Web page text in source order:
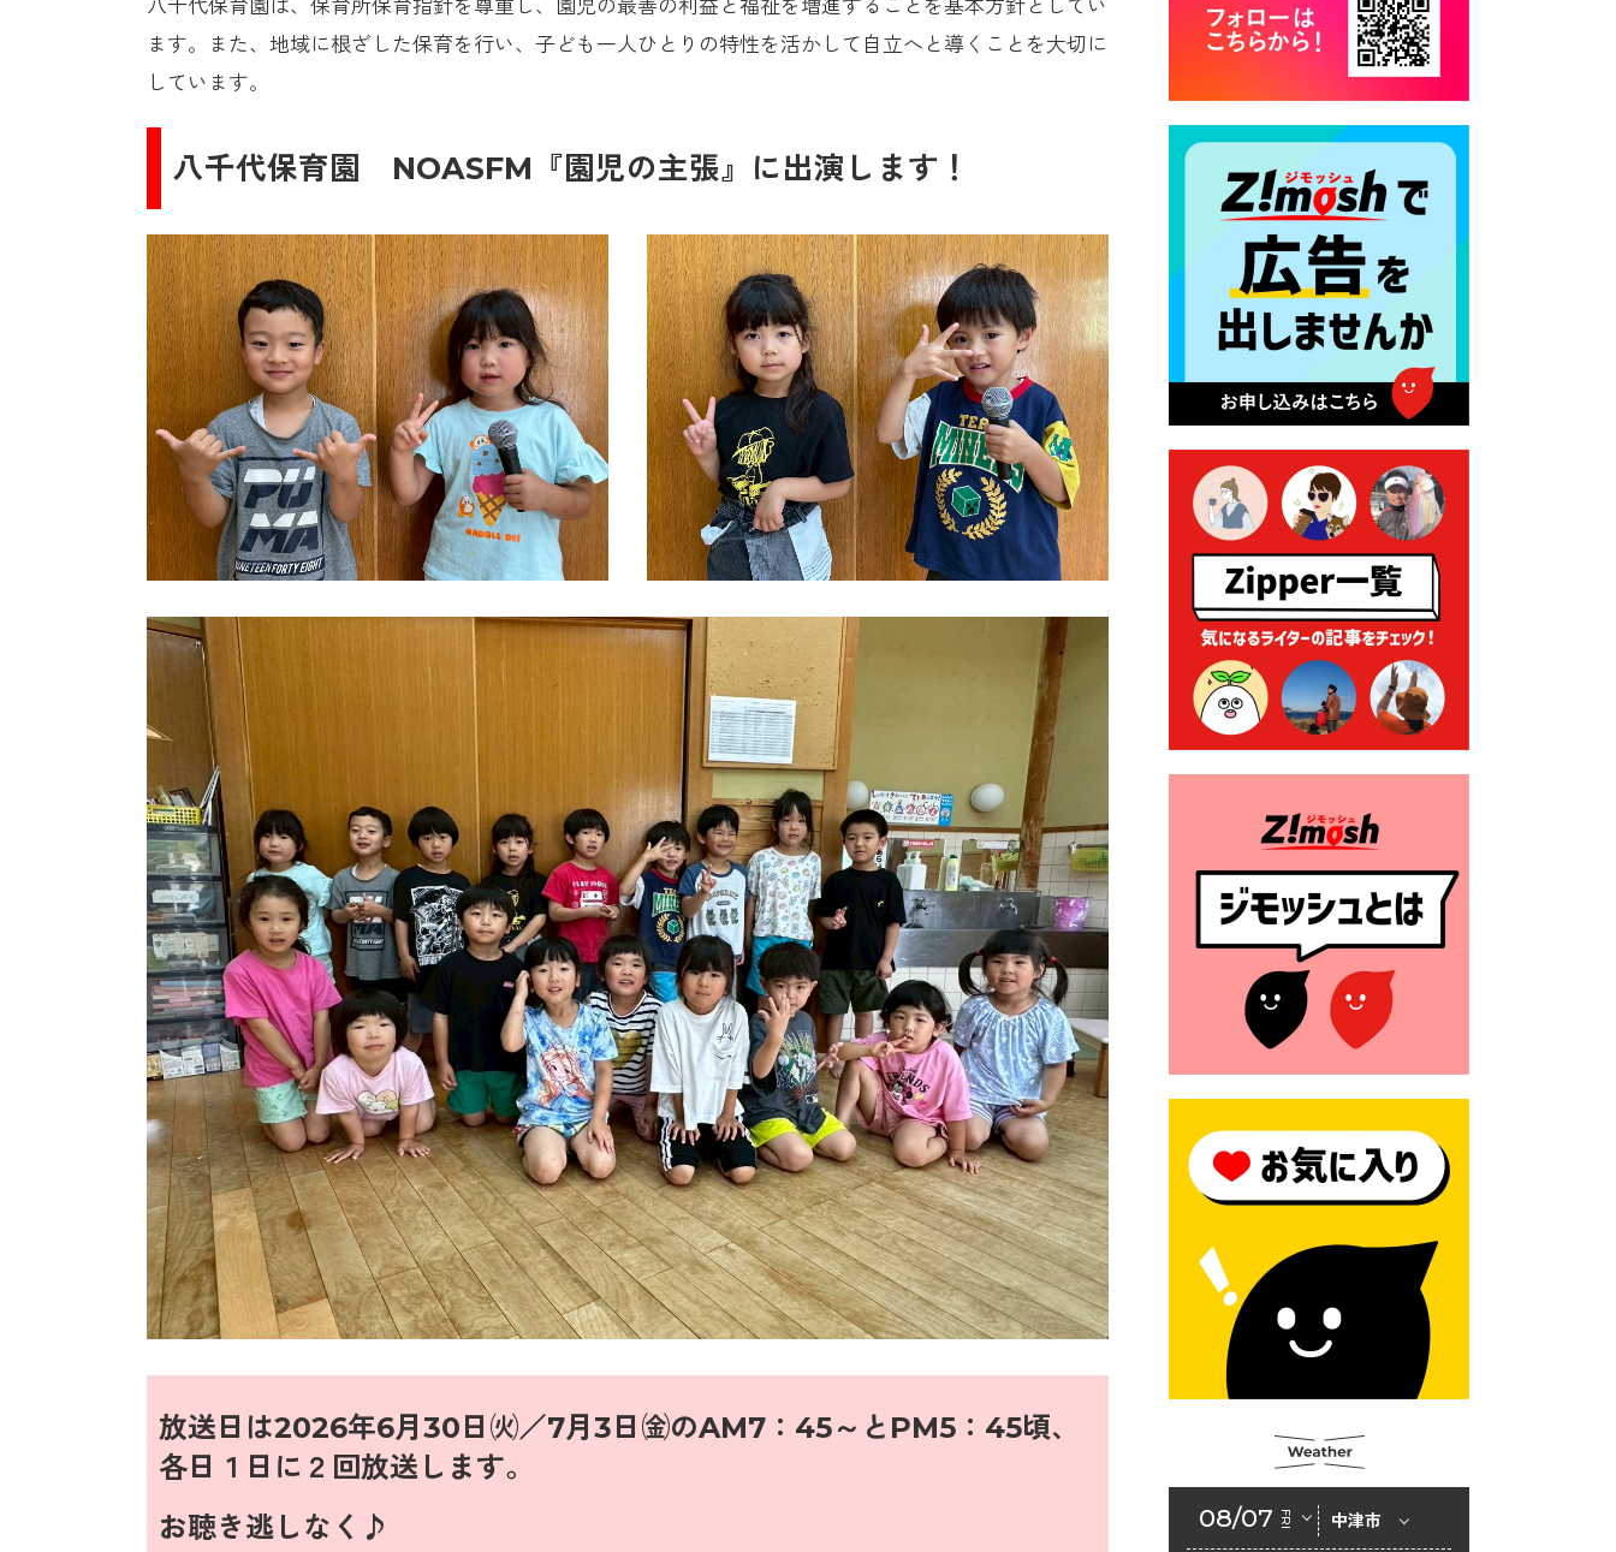
八千代保育園は、保育所保育指針を尊重し、園児の最善の利益と福祉を増進することを基本方針としてい
ます。また、地域に根ざした保育を行い、子ども一人ひとりの特性を活かして自立へと導くことを大切に
しています。
八千代保育園 NOASFM『園児の主張』に出演します！
放送日は2026年6月30日㈫／7月3日㈮のAM7：45～とPM5：45頃、
各日１日に２回放送します。
お聴き逃しなく♪
2026年7月27日 マイナンバー
カード交付に伴う休日および
平日夜間開庁の案内
2026年7月22日 令和８年度
「こども文化パスポート事
業」
2026年7月21日 卜仙の郷 お
盆期間の営業時間のお知らせ
2026年7月17日 バス経路検索
のご利用案内
2026年7月10日 台湾伝統音楽
団体 「北埔八音団・楽善軒」
公演開催のお知らせ
2026年7月9日 クラウドファ
ンディング型ふるさと納税の
実施について
2026年7月9日 農地法等に係
る各種申請に係る登記事項証
明書の添付省略について
2026年7月9日 廃食用油の回
収
2026年7月7日 「おゆずりコ
2026年7月1日 豊前市民プール
一般開放
2026年7月1日 「豊前市定住促
進奨励金」が始まります！
（令和８年４月１日施行）
2026年6月25日 指定ごみ袋価
格改定
2026年6月23日 公告一覧（市
市佐野・則尾育英会奨学生募
集の「てびき」
2026年6月18日 セアカゴケグ
モにご注意ください！
2026年6月17日 クーリングシ
ェルターの指定
センサス-活動調査
回定例会「一般質問一覧表」
08/07 FRI 中津市